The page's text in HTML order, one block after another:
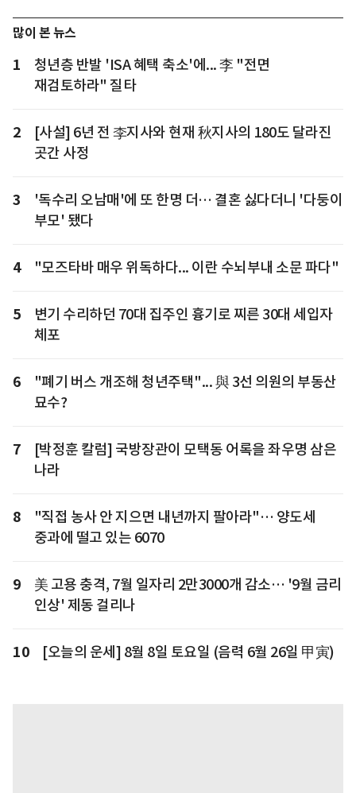
많이 본 뉴스
1
청년층 반발 'ISA 혜택 축소'에... 李 "전면
재검토하라" 질타
2
[사설] 6년 전 李지사와 현재 秋지사의 180도 달라진
곳간 사정
3
'독수리 오남매'에 또 한명 더… 결혼 싫다더니 '다둥이
부모' 됐다
4 "모즈타바 매우 위독하다... 이란 수뇌부내 소문 파다"
5
변기 수리하던 70대 집주인 흉기로 찌른 30대 세입자
체포
6
"폐기 버스 개조해 청년주택"... 與 3선 의원의 부동산
묘수?
7
[박정훈 칼럼] 국방장관이 모택동 어록을 좌우명 삼은
나라
8
"직접 농사 안 지으면 내년까지 팔아라"… 양도세
중과에 떨고 있는 6070
9
美 고용 충격, 7월 일자리 2만3000개 감소… '9월 금리
인상' 제동 걸리나
10 [오늘의 운세] 8월 8일 토요일 (음력 6월 26일 甲寅)